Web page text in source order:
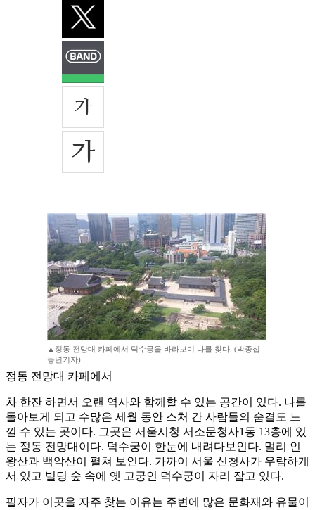
▲정동 전망대 카페에서 덕수궁을 바라보며 나를 찾다. (박종섭
동년기자)
정동 전망대 카페에서
차 한잔 하면서 오랜 역사와 함께할 수 있는 공간이 있다. 나를
돌아보게 되고 수많은 세월 동안 스처 간 사람들의 숨결도 느
낄 수 있는 곳이다. 그곳은 서울시청 서소문청사1동 13층에 있
는 정동 전망대이다. 덕수궁이 한눈에 내려다보인다. 멀리 인
왕산과 백악산이 펼쳐 보인다. 가까이 서울 신청사가 우람하게
서 있고 빌딩 숲 속에 옛 고궁인 덕수궁이 자리 잡고 있다.
필자가 이곳을 자주 찾는 이유는 주변에 많은 문화재와 유물이